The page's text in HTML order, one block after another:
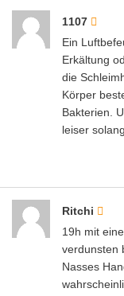
1107
Ein
Erkältung
die
Körper
Bakterien.
leiser
Ritchi
19h mit
verdunsten
Nasses